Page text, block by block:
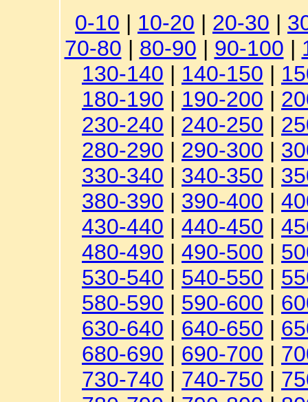
0-10 | 10-20 | 20-30 |
70-80 | 80-90 | 90-100 |
130-140 | 140-150 |
180-190 | 190-200 |
230-240 | 240-250 |
280-290 | 290-300 |
330-340 | 340-350 |
380-390 | 390-400 |
430-440 | 440-450 |
480-490 | 490-500 |
530-540 | 540-550 |
580-590 | 590-600 |
630-640 | 640-650 |
680-690 | 690-700 |
730-740 | 740-750 |